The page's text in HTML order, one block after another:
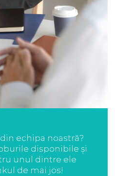
echipa noastră?
disponibile și
unul dintre ele
de mai jos!